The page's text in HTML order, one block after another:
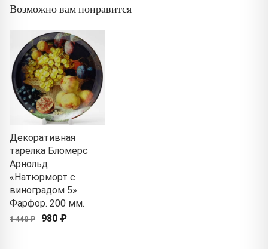
Возможно вам понравится
Декоративная
тарелка Бломерс
Арнольд
«Натюрморт с
виноградом 5»
Фарфор. 200 мм.
1 440 ₽ 980 ₽